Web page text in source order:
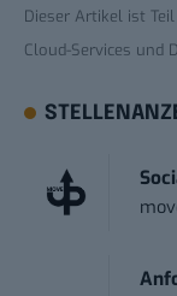
Dieser Artikel ist
Cloud-Services und